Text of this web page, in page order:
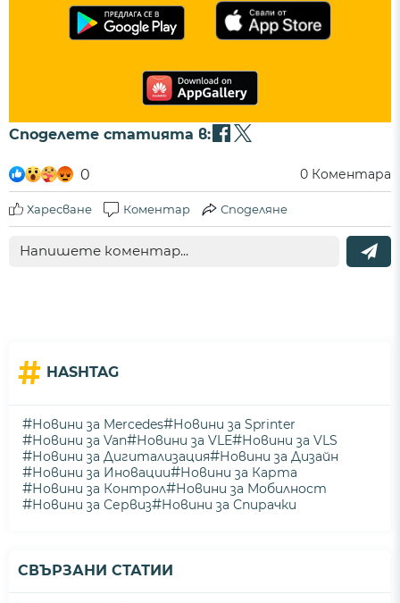
Споделете статията в:
0 0 Коментара
Харесване Коментар Споделяне
# HASHTAG
#Новини за Mercedes#Новини за Sprinter
#Новини за Van#Новини за VLE#Новини за VLS
#Новини за Дигитализация#Новини за Дизайн
#Новини за Иновации#Новини за Карта
#Новини за Контрол#Новини за Мобилност
#Новини за Сервиз#Новини за Спирачки
СВЪРЗАНИ СТАТИИ